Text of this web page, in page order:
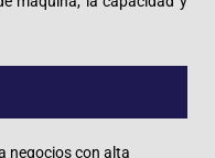
negocios con alta